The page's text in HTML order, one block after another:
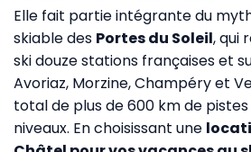
Elle fait partie intégrante du
skiable des Portes du Soleil, qui
ski douze stations françaises et
Avoriaz, Morzine, Champéry et
total de plus de 600 km de
niveaux. En choisissant une